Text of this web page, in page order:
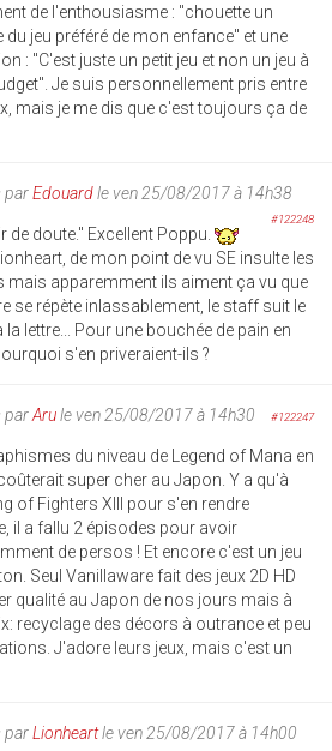
de l'enthousiasme : "chouette un
du jeu préféré de mon enfance" et une
: "C'est juste un petit jeu et non un jeu à
Je suis personnellement pris entre
mais je me dis que c'est toujours ça de
parEdouardle ven 25/08/2017 à 14h38
#122248
de doute." Excellent Poppu.
de mon point de vu SE insulte les
mais apparemment ils aiment ça vu que
se répète inlassablement, le staff suit le
la lettre... Pour une bouchée de pain en
s'en priveraient-ils ?
parArule ven 25/08/2017 à 14h30 #122247
du niveau de Legend of Mana en
super cher au Japon. Y a qu'à
of Fighters XIII pour s'en rendre
il a fallu 2 épisodes pour avoir
de persos ! Et encore c'est un jeu
Seul Vanillaware fait des jeux 2D HD
qualité au Japon de nos jours mais à
recyclage des décors à outrance et peu
J'adore leurs jeux, mais c'est un
parLionheartle ven 25/08/2017 à 14h00